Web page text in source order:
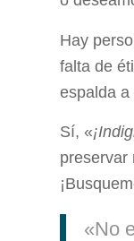
Hay
falta de
espalda a
Sí, «
preservar
«No